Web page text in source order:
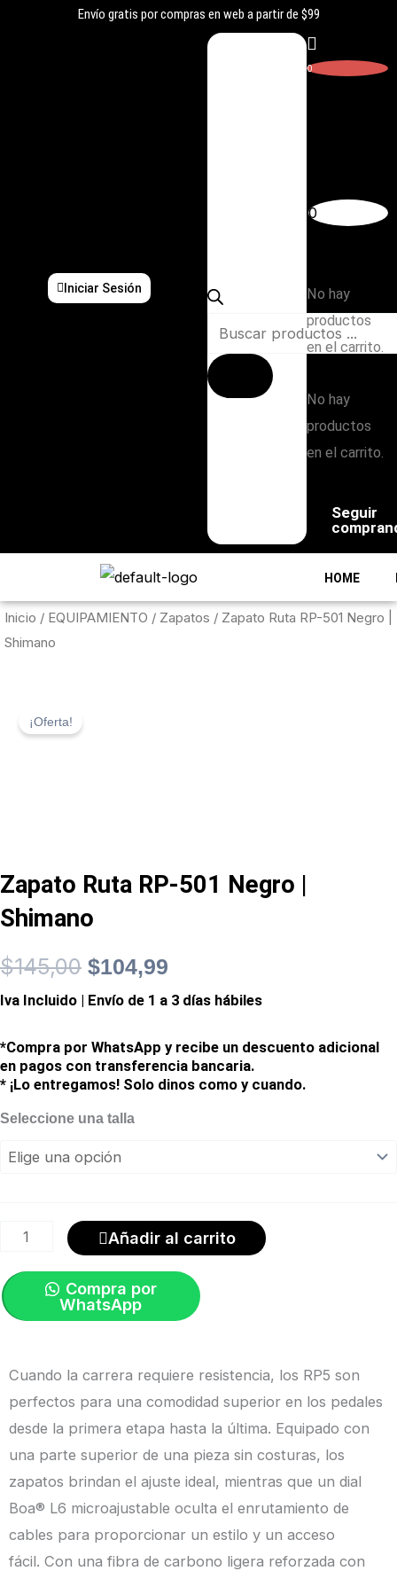
Envío gratis por compras en web a partir de $99
Iniciar Sesión
0
0
No hay
productos
en el carrito.
No hay
productos
en el carrito.
Seguir
HOME
Inicio / EQUIPAMIENTO / Zapatos / Zapato Ruta RP-501 Negro |
Shimano
¡Oferta!
Zapato Ruta RP-501 Negro |
Shimano
$145,00 El
precio
original
era:
$145,00.
$104,99
precio
actual
es:
Iva Incluido | Envío de 1 a 3 días hábiles
*Compra por WhatsApp y recibe un descuento adicional
en pagos con transferencia bancaria.
* ¡Lo entregamos! Solo dinos como y cuando.
Seleccione una talla
Zapato
Shimano
cantidad
Añadir al carrito
Compra por
WhatsApp
Cuando la carrera requiere resistencia, los RP5 son
perfectos para una comodidad superior en los pedales
desde la primera etapa hasta la última. Equipado con
una parte superior de una pieza sin costuras, los
zapatos brindan el ajuste ideal, mientras que un dial
Boa® L6 microajustable oculta el enrutamiento de
cables para proporcionar un estilo y un acceso
fácil. Con una fibra de carbono ligera reforzada con